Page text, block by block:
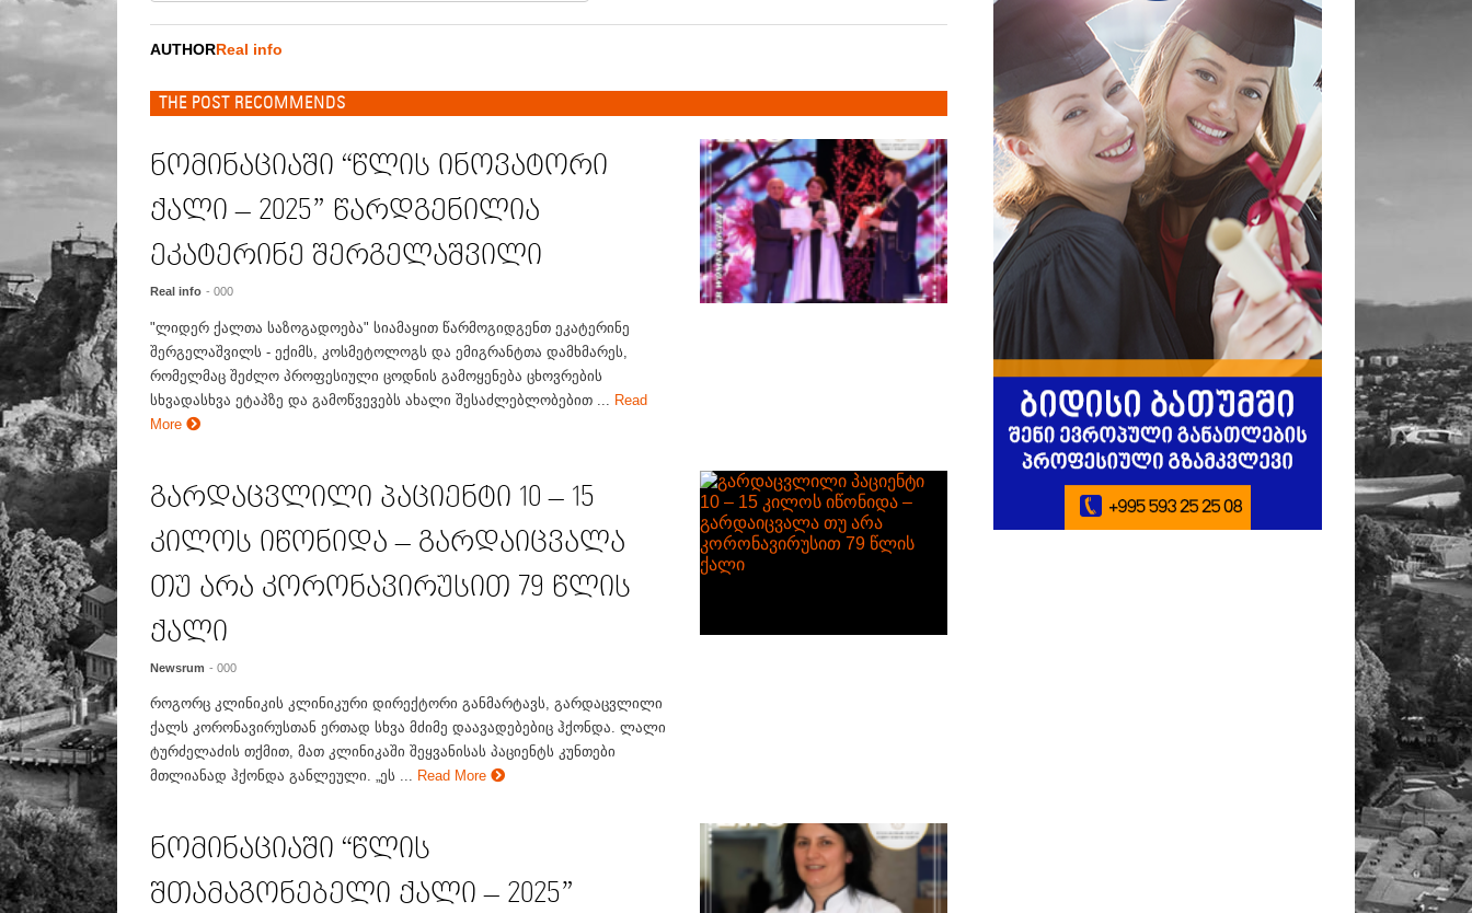
AUTHORReal info
THE POST RECOMMENDS
ნომინაციაში “წლის ინოვატორი
ქალი – 2025” წარდგენილია
ეკატერინე შერგელაშვილი
Real info - 000
"ლიდერ ქალთა საზოგადოება" სიამაყით წარმოგიდგენთ ეკატერინე
შერგელაშვილს - ექიმს, კოსმეტოლოგს და ემიგრანტთა დამხმარეს,
რომელმაც შეძლო პროფესიული ცოდნის გამოყენება ცხოვრების
სხვადასხვა ეტაპზე და გამოწვევებს ახალი შესაძლებლობებით ...
Read
More
გარდაცვლილი პაციენტი 10 – 15
კილოს იწონიდა – გარდაიცვალა
თუ არა კორონავირუსით 79 წლის
ქალი
Newsrum - 000
როგორც კლინიკის კლინიკური დირექტორი განმარტავს, გარდაცვლილი
ქალს კორონავირუსთან ერთად სხვა მძიმე დაავადებებიც ჰქონდა. ლალი
ტურძელაძის თქმით, მათ კლინიკაში შეყვანისას პაციენტს კუნთები
მთლიანად ჰქონდა განლეული. „ეს ... Read More
ნომინაციაში “წლის
შთამაგონებელი ქალი – 2025”